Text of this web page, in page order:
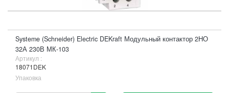
Systeme (Schneider) Electric DEKraft Модульный контактор 2НО
32А 230В МК-103
Артикул :
18071DEK
Упаковка